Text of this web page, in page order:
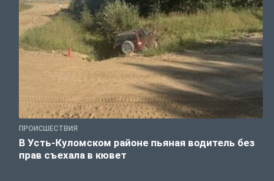
ПРОИСШЕСТВИЯ
В Усть-Куломском районе пьяная водитель без
прав съехала в кювет